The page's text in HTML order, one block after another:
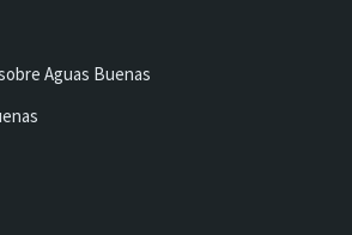
Aguas Buenas